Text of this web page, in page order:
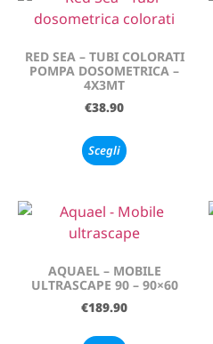
RED SEA – TUBI COLORATI
POMPA DOSOMETRICA –
4X3MT
€38.90
Scegli
AQUAEL – MOBILE
ULTRASCAPE 90 – 90×60
€189.90